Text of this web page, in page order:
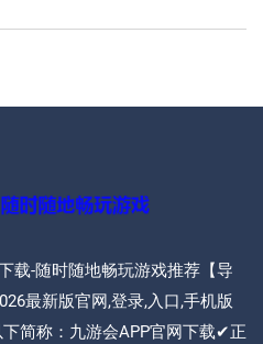
载-随时随地畅玩游戏推荐【导
最新版官网,登录,入口,手机版
简称：九游会APP官网下载✔正